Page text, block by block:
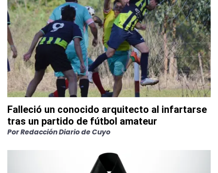
Falleció un conocido arquitecto al infartarse
tras un partido de fútbol amateur
PorRedacción Diario de Cuyo